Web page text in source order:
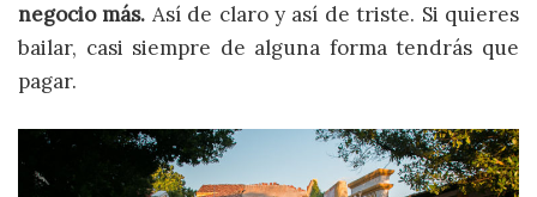
negocio más. Así de claro y así de triste. Si quieres
bailar, casi siempre de alguna forma tendrás que
pagar.